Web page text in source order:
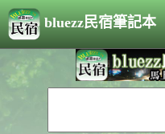
bluezz民宿筆記本